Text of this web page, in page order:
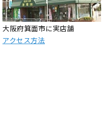
大阪府箕面市に実店舗
アクセス方法